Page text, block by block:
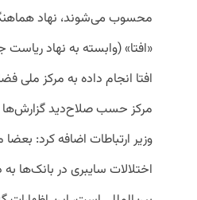
محسوب می‌شوند، نهاد
«افتا» (وابسته به نهاد
افتا انجام داده به مرکز ملی
مرکز حسب صلاح‌دید گزارش‌ها
وزیر ارتباطات اضافه کرد:
اختلالات سایبری در بانک‌ها